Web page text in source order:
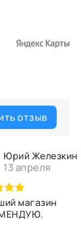
отзыв
Юрий Железкин
13 апреля
магазин